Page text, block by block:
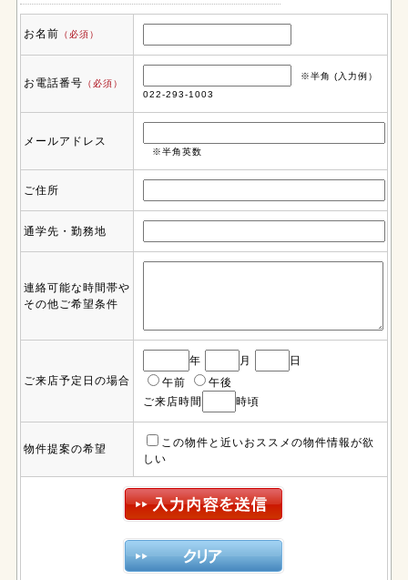
お名前 （必須）
お電話番号 （必須）
※半角 (入力例）
022-293-1003
メールアドレス
※半角英数
ご住所
通学先・勤務地
連絡可能な時間帯や
その他ご希望条件
ご来店予定日の場合
年 月
日
午前
午後
ご来店時間
時頃
物件提案の希望
この物件と近いおススメの物件情報が欲
しい